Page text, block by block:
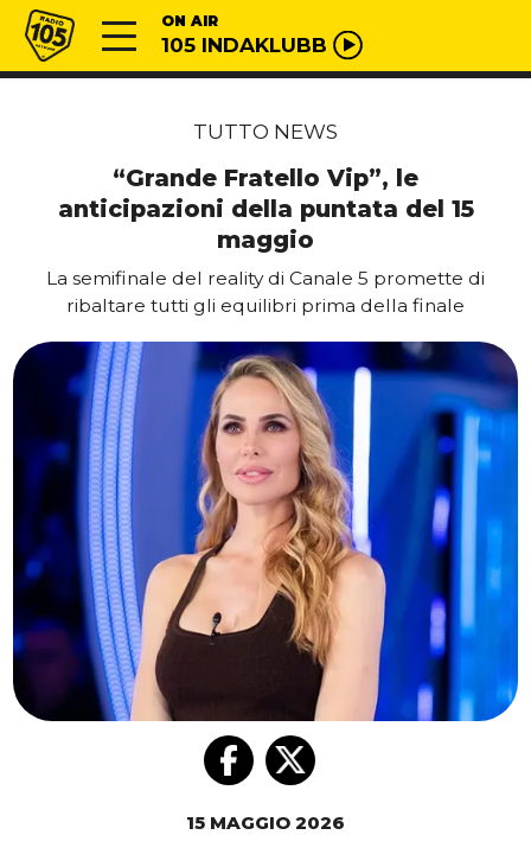
Vai al contenuto
Radio 105 ON AIR
105 INDAKLUBB
TUTTO NEWS
“Grande Fratello Vip”, le
anticipazioni della puntata del 15
maggio
La semifinale del reality di Canale 5 promette di
ribaltare tutti gli equilibri prima della finale
15 MAGGIO 2026